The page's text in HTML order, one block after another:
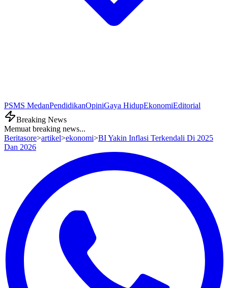
PSMS MedanPendidikanOpiniGaya HidupEkonomiEditorial
Breaking News
Memuat breaking news...
Beritasore>artikel>ekonomi>BI Yakin Inflasi Terkendali Di 2025
Dan 2026